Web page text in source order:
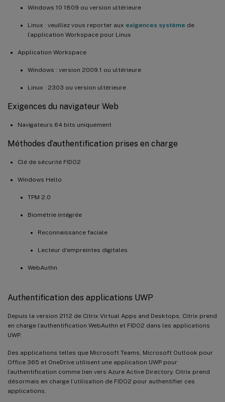
Windows 10 1809 ou version ultérieure
Linux : veuillez vous reporter aux exigences système de
l’application Workspace pour Linux
Application Workspace
Windows : version 2009.1 ou ultérieure
Linux : 2303 ou version ultérieure
Exigences du navigateur Web
Navigateurs 64 bits uniquement
Méthodes d’authentification prises en charge
Clé de sécurité FIDO2
Windows Hello
TPM 2.0
Biométrie intégrée
Reconnaissance faciale
Lecteur d’empreintes digitales
WebAuthn
Authentification des applications UWP
Depuis la version 2112 de Citrix Virtual Apps and Desktops, Citrix prend
en charge l’authentification WebAuthn et FIDO2 dans les applications
UWP.
Des applications telles que Microsoft Teams, Microsoft Outlook pour
Office 365 et OneDrive utilisent une application UWP pour
l’authentification comme lien vers Azure Active Directory. Citrix prend
désormais en charge l’utilisation de FIDO2 pour authentifier ces
applications.